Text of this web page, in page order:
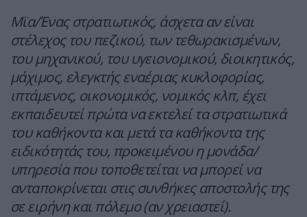
Μϊα/Ένας στρατιωτικός, άσχετα αν είναι
στέλεχος του πεζικού, των τεθωρακισμένων,
του μηχανικού, του υγειονομικού, διοικητικός,
μάχιμος, ελεγκτής εναέριας κυκλοφορίας,
ιπτάμενος, οικονομικός, νομικός κλπ, έχει
εκπαιδευτεί πρώτα να εκτελεί τα στρατιωτικά
του καθήκοντα και μετά τα καθήκοντα της
ειδικότητάς του, προκειμένου η μονάδα/
υπηρεσία που τοποθετείται να μπορεί να
ανταποκρίνεται στις συνθήκες αποστολής της
σε ειρήνη και πόλεμο (αν χρειαστεί).